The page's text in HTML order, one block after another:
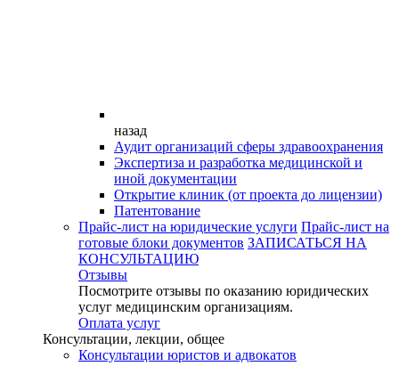
назад
Аудит организаций сферы здравоохранения
Экспертиза и разработка медицинской и
иной документации
Открытие клиник (от проекта до лицензии)
Патентование
Прайс-лист на юридические услуги Прайс-лист на
готовые блоки документов ЗАПИСАТЬСЯ НА
КОНСУЛЬТАЦИЮ
Отзывы
Посмотрите отзывы по оказанию юридических
услуг медицинским организациям.
Оплата услуг
Консультации, лекции, общее
Консультации юристов и адвокатов